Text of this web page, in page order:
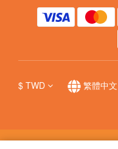
$ TWD 繁體中文